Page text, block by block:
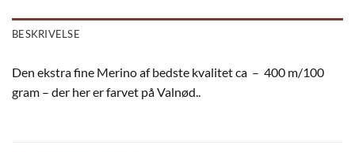
BESKRIVELSE
Den ekstra fine Merino af bedste kvalitet ca – 400 m/100
gram – der her er farvet på Valnød..